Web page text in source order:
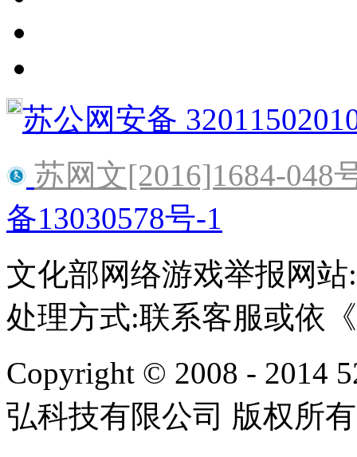
苏公网安备
苏网文[2016]1684-048
备13030578号-1
文化部网络游戏举报网站
处理方式:联系客服或依
Copyright © 2008 - 2014
弘科技有限公司 版权所有